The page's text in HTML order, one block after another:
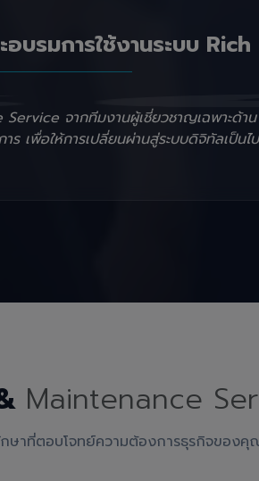
บรมการใช้งานระบบ Rich
จากทีมงานผู้เชี่ยวชาญเฉพาะด้า
เพื่อให้การเปลี่ยนผ่านสู่ระบบดิจิทัลเป็นไ
Maintenance
กษาที่ตอบโจทย์ความต้องการธุรกิจของ